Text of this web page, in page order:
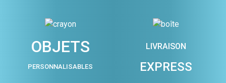
OBJETS
PERSONNALISABLES
LIVRAISON
EXPRESS